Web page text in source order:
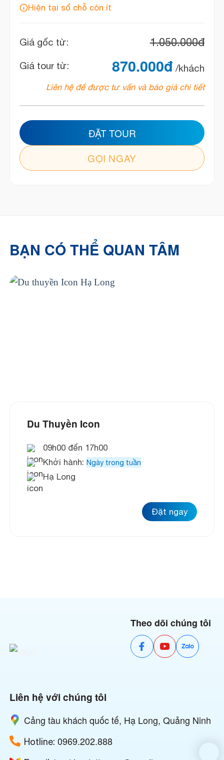
Hiện tại số chỗ còn ít
Giá gốc từ: 1.050.000đ
Giá tour từ: 870.000đ /khách
Liên hệ để được tư vấn và báo giá chi tiết
ĐẶT TOUR
GỌI NGAY
BẠN CÓ THỂ QUAN TÂM
Du Thuyền Icon
09h00 đến 17h00
Khởi hành: Ngày trong tuần
Hạ Long
Đặt ngay
Theo dõi chúng tôi
Liên hệ với chúng tôi
Cảng tàu khách quốc tế, Hạ Long, Quảng Ninh
Hotline: 0969.202.888